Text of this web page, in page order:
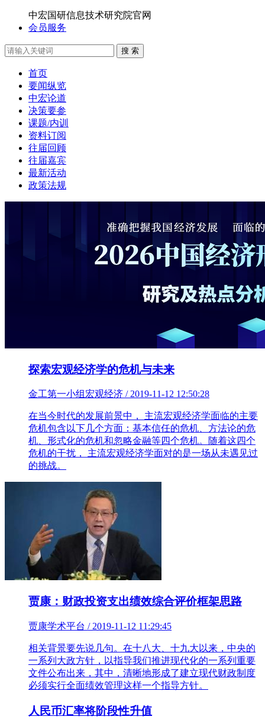
中宏国研信息技术研究院官网
会员服务
搜 索
首页
要闻纵览
中宏论道
决策要参
课题/内训
资料订阅
往届回顾
往届嘉宾
最新活动
政策法规
探索宏观经济学的危机与未来
金工第一小组宏观经济 / 2019-11-12 12:50:28
在当今时代的发展前景中， 主流宏观经济学面临的主要
危机包含以下几个方面：基本信任的危机、方法论的危
机、形式化的危机和忽略金融等四个危机。随着这四个
危机的干扰， 主流宏观经济学面对的是一场从未遇见过
的挑战。
贾康：财政投资支出绩效综合评价框架思路
贾康学术平台 / 2019-11-12 11:29:45
相关背景要先说几句。在十八大、十九大以来，中央的
一系列大政方针，以指导我们推进现代化的一系列重要
文件公布出来，其中，清晰地形成了建立现代财政制度
必须实行全面绩效管理这样一个指导方针。
人民币汇率将阶段性升值